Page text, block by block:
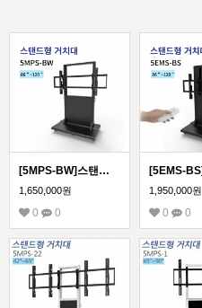
[5MPS-BW]스탠드형 모니터 거치대 86~120인치 완제품 배송 TV 모니터 호환
1,650,000원
0 0
1,950,000원
0 0